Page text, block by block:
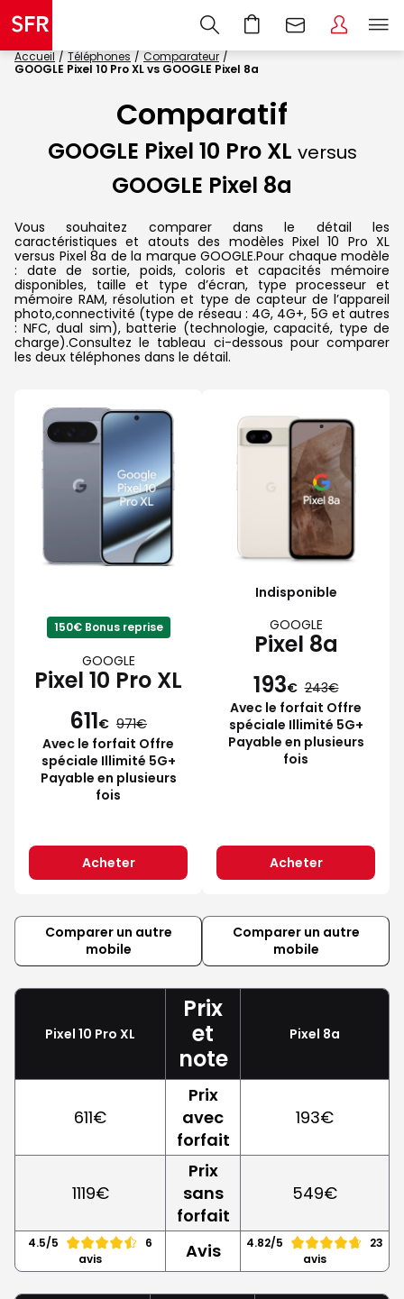
Accueil Téléphones
Comparateur
GOOGLE Pixel 10 Pro XL vs GOOGLE Pixel 8a
Comparatif
GOOGLE Pixel 10 Pro XL versus
GOOGLE Pixel 8a
Vous souhaitez comparer dans le détail les
caractéristiques et atouts des modèles Pixel 10 Pro XL
versus Pixel 8a de la marque GOOGLE.Pour chaque modèle
: date de sortie, poids, coloris et capacités mémoire
disponibles, taille et type d’écran, type processeur et
mémoire RAM, résolution et type de capteur de l’appareil
photo,connectivité (type de réseau : 4G, 4G+, 5G et autres
: NFC, dual sim), batterie (technologie, capacité, type de
charge).Consultez le tableau ci-dessous pour comparer
les deux téléphones dans le détail.
150€ Bonus reprise
GOOGLE
Pixel 10 Pro XL
611€ 971
Avec le forfait Offre
spéciale Illimité 5G+
Payable en plusieurs
fois
Acheter
Indisponible
GOOGLE
Pixel 8a
193€ 243
Avec le forfait Offre
spéciale Illimité 5G+
Payable en plusieurs
fois
Acheter
Comparer un autre
mobile
Comparer un autre
mobile
Pixel 10 Pro XL
Prix
et
note
Pixel 8a
611€
Prix
avec
forfait
193€
1119€
Prix
sans
forfait
549€
4.5/5
6
avis
Avis 4.82/5
23
avis